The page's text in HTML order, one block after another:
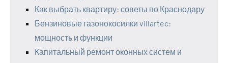
Как выбрать квартиру: советы по Краснодару
Бензиновые газонокосилки villartec:
мощность и функции
Капитальный ремонт оконных систем и